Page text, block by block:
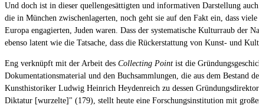
Und doch ist in dieser quellengesättigten und informativen Darstellung
die in München zwischenlagerten, noch geht sie auf den Fakt ein, dass
Europa engagierten, Juden waren. Dass der systematische Kulturraub der
ebenso latent wie die Tatsache, dass die Rückerstattung von Kunst- und
Eng verknüpft mit der Arbeit des Collecting Point ist die
Dokumentationsmaterial und den Buchsammlungen, die aus dem Bestand
Kunsthistoriker Ludwig Heinrich Heydenreich zu dessen
Diktatur [wurzelte]" (179), stellt heute eine Forschungsinstitution mit